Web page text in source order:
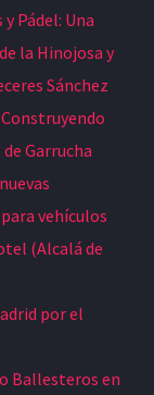
Pádel: Una
la Hinojosa y
Sánchez
Garrucha
vehículos
(Alcalá de
por el
Ballesteros en